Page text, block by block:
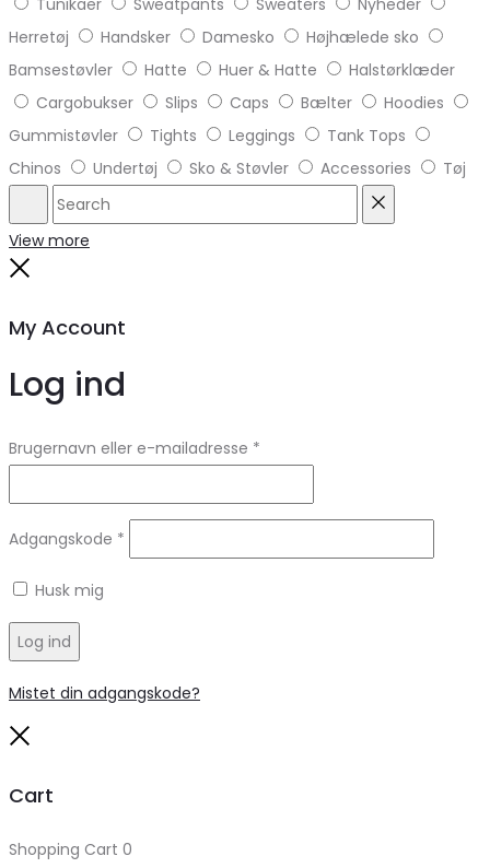
Herretøj
Handsker Damesko
Højhælede sko
Bamsestøvler
Hatte Huer & Hatte
Halstørklæder
Cargobukser
Slips Caps Bælter
Hoodies
Gummistøvler
Tights Leggings
Tank Tops
Chinos
Undertøj Sko & Støvler Accessories Tøj
Search
View more
My Account
Log ind
Brugernavn eller e-mailadresse *
Adgangskode *
Husk mig
Log ind
Mistet din adgangskode?
Cart
Shopping Cart 0